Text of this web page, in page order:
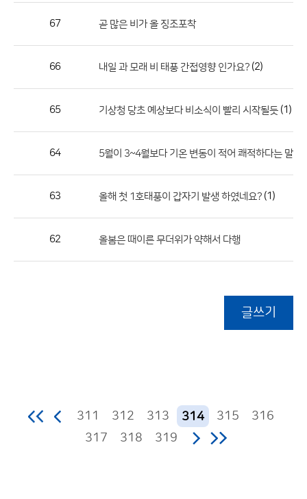
공
67 곧 많은 비가 올 징조포착
66 내일 과 모래 비 태풍 간접영향 인가요? (2)
65 기상청 당초 예상보다 비소식이 빨리 시작될듯 (1)
64 5월이 3~4월보다 기온 변동이 적어 쾌적하다는 말은
63 올해 첫 1호태풍이 갑자기 발생 하였네요? (1)
62 올봄은 때이른 무더위가 약해서 다행
글쓰기
311 312 313 314 315
316
317
318 319